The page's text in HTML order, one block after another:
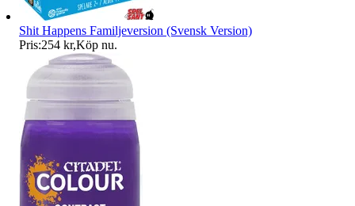
Shit Happens Familjeversion (Svensk Version)
Pris:254 kr,Köp nu.